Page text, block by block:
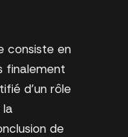
consiste en
finalement
d’un rôle
la
de